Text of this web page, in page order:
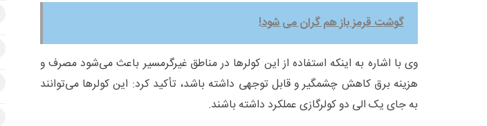
گوشت قرمز باز هم گران می شود!
وی با اشاره به اینکه استفاده از این‌ کولرها در مناطق غیرگرمسیر باعث می‌شود مصرف و
هزینه برق کاهش چشمگیر و قابل توجهی داشته باشد، تأکید کرد: این کولرها می‌توانند
به جای یک الی دو کولرگازی عملکرد داشته باشند.